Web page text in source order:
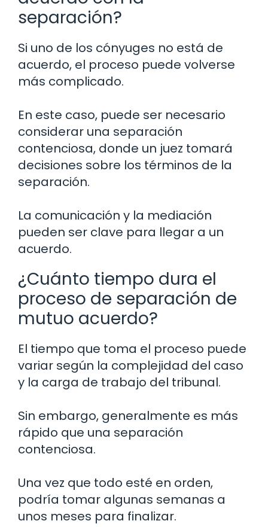
separación?
Si uno de los cónyuges no está de
acuerdo, el proceso puede volverse
más complicado.
En este caso, puede ser necesario
considerar una separación
contenciosa, donde un juez tomará
decisiones sobre los términos de la
separación.
La comunicación y la mediación
pueden ser clave para llegar a un
acuerdo.
¿Cuánto tiempo dura el
proceso de separación de
mutuo acuerdo?
El tiempo que toma el proceso puede
variar según la complejidad del caso
y la carga de trabajo del tribunal.
Sin embargo, generalmente es más
rápido que una separación
contenciosa.
Una vez que todo esté en orden,
podría tomar algunas semanas a
unos meses para finalizar.